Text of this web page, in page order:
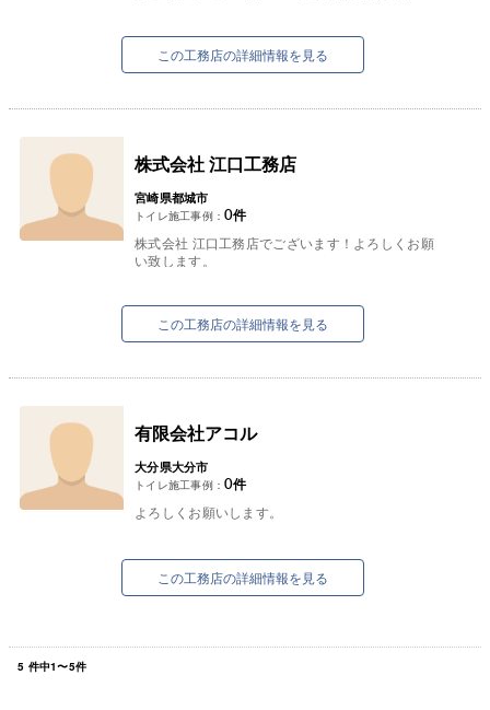
気軽に相談下さい。
この工務店の詳細情報を見る
株式会社 江口工務店
宮崎県都城市
トイレ施工事例： 0件
株式会社 江口工務店でございます！よろしくお願
い致します。
この工務店の詳細情報を見る
有限会社アコル
大分県大分市
トイレ施工事例： 0件
よろしくお願いします。
この工務店の詳細情報を見る
5 件中1〜5件